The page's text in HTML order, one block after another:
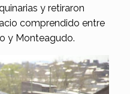
y retiraron
comprendido entre
y Monteagudo.